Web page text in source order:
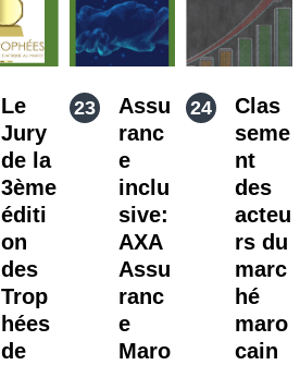
Le
Jury
de la
3ème
éditi
on
des
Trop
hées
de
Assu
ranc
e
inclu
sive:
AXA
Assu
ranc
e
Maro
Clas
seme
nt
des
acteu
rs du
marc
hé
maro
cain